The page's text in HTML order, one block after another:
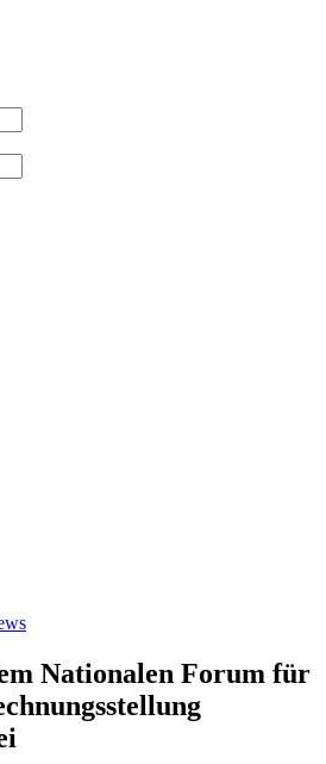
Nationalen Forum für